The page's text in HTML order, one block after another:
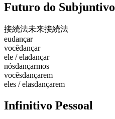
Futuro do Subjuntivo
接続法未来接続法
eudançar
vocêdançar
ele / eladançar
nósdançarmos
vocêsdançarem
eles / elasdançarem
Infinitivo Pessoal